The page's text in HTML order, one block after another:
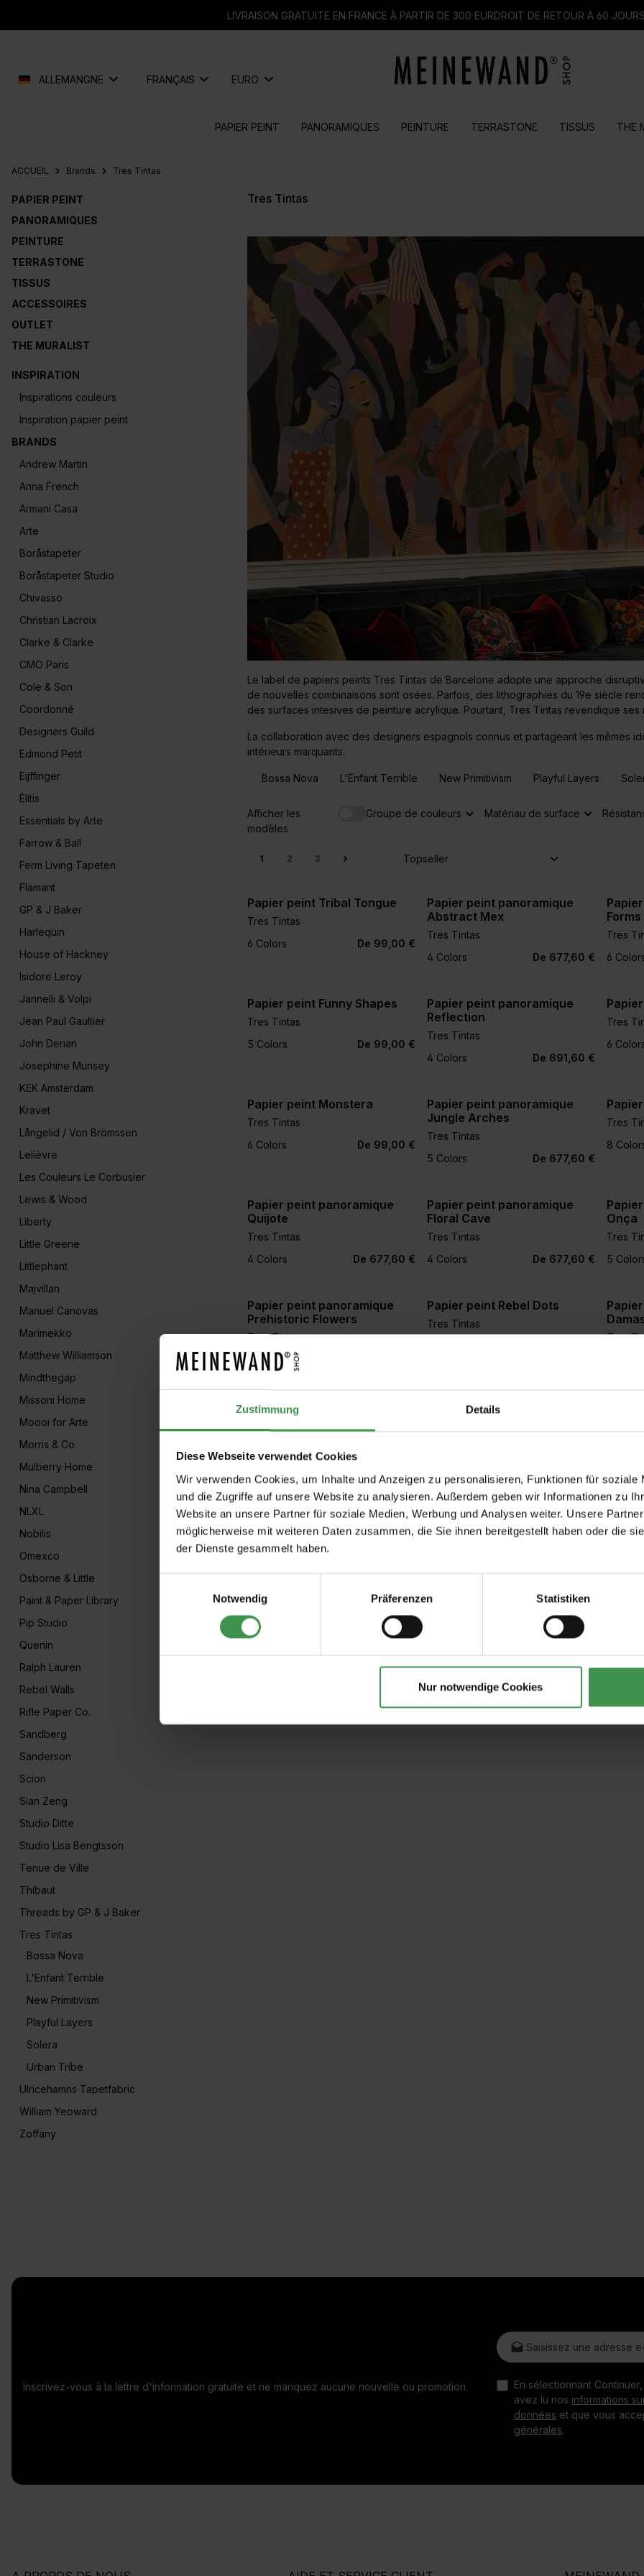
Zustimmung Details
Diese Webseite verwendet Cookies
Wir verwenden Cookies, um Inhalte und Anzeigen zu personalisieren, Funktionen für soziale
und die Zugriffe auf unsere Website zu analysieren. Außerdem geben wir Informationen zu
Website an unsere Partner für soziale Medien, Werbung und Analysen weiter. Unsere
möglicherweise mit weiteren Daten zusammen, die Sie ihnen bereitgestellt haben oder die
der Dienste gesammelt haben.
Notwendig
Präferenzen Statistiken
Nur notwendige Cookies
Passer à la navigation principaleLIVRAISON GRATUITE EN FRANCE À PARTIR DE 300 EURDROIT DE RETOUR À 60 JOURS
ALLEMANGNE FRANÇAIS EURO
PAPIER PEINT PANORAMIQUES PEINTURE TERRASTONE TISSUS THE
ACCUEIL Brands Tres Tintas
PAPIER PEINT
PANORAMIQUES
PEINTURE
TERRASTONE
TISSUS
ACCESSOIRES
OUTLET
THE MURALIST
INSPIRATION
Inspirations couleurs
Inspiration papier peint
BRANDS
Andrew Martin
Anna French
Armani Casa
Arte
Boråstapeter
Boråstapeter Studio
Chivasso
Christian Lacroix
Clarke & Clarke
CMO Paris
Cole & Son
Coordonné
Designers Guild
Edmond Petit
Eijffinger
Élitis
Essentials by Arte
Farrow & Ball
Ferm Living Tapeten
Flamant
GP & J Baker
Harlequin
House of Hackney
Isidore Leroy
Jannelli & Volpi
Jean Paul Gaultier
John Derian
Josephine Munsey
KEK Amsterdam
Kravet
Långelid / Von Brömssen
Lelièvre
Les Couleurs Le Corbusier
Lewis & Wood
Liberty
Little Greene
Littlephant
Majvillan
Manuel Canovas
Marimekko
Matthew Williamson
Mindthegap
Missoni Home
Moooi for Arte
Morris & Co
Mulberry Home
Nina Campbell
NLXL
Nobilis
Omexco
Osborne & Little
Paint & Paper Library
Pip Studio
Quenin
Ralph Lauren
Rebel Walls
Rifle Paper Co.
Sandberg
Sanderson
Scion
Sian Zeng
Studio Ditte
Studio Lisa Bengtsson
Tenue de Ville
Thibaut
Threads by GP & J Baker
Tres Tintas
Bossa Nova
L'Enfant Terrible
New Primitivism
Playful Layers
Solera
Urban Tribe
Ulricehamns Tapetfabric
William Yeoward
Zoffany
Tres Tintas
Le label de papiers peints Tres Tintas de Barcelone adopte une approche
de nouvelles combinaisons sont osées. Parfois, des lithographies du 19e siècle
des surfaces intesives de peinture acrylique. Pourtant, Tres Tintas revendique
La collaboration avec des designers espagnols connus et partageant les mêmes
intérieurs marquants.
Bossa Nova L'Enfant Terrible New Primitivism Playful Layers
Afficher les
modèles
Groupe de couleurs Matériau de surface
1 2 3
+2
Papier peint Tribal Tongue
Tres Tintas
6 Colors
De 99,00 €
Papier peint panoramique
Abstract Mex
Tres Tintas
4 Colors
De 677,60 €
Forms
Tres
6
+1
Papier peint Funny Shapes
Tres Tintas
5 Colors
De 99,00 €
Papier peint panoramique
Reflection
Tres Tintas
4 Colors
De 691,60 €
Tres
6
+2
Papier peint Monstera
Tres Tintas
6 Colors
De 99,00 €
Papier peint panoramique
Jungle Arches
Tres Tintas
5 Colors
De 677,60 €
Tres
8
Papier peint panoramique
Quijote
Tres Tintas
4 Colors
De 677,60 €
Papier peint panoramique
Floral Cave
Tres Tintas
4 Colors
De 677,60 €
Onça
Tres
5
Papier peint panoramique
Prehistoric Flowers
Tres Tintas
5 Colors
Papier peint Rebel Dots
Tres Tintas
Tres
Papier peint panoramique
Giant Abstract
5 Colors
De 677,60 €
Papier peint Hidden Fruits
1 2 3
Inscrivez-vous à la lettre d'information gratuite et ne manquez aucune nouvelle ou promotion.
Adresse e-mail*
En sélectionnant
avez lu nos informations
données et que vous
générales.